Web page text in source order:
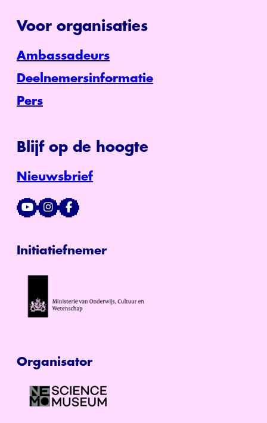
Voor organisaties
Ambassadeurs
Deelnemersinformatie
Pers
Blijf op de hoogte
Nieuwsbrief
Initiatiefnemer
Organisator